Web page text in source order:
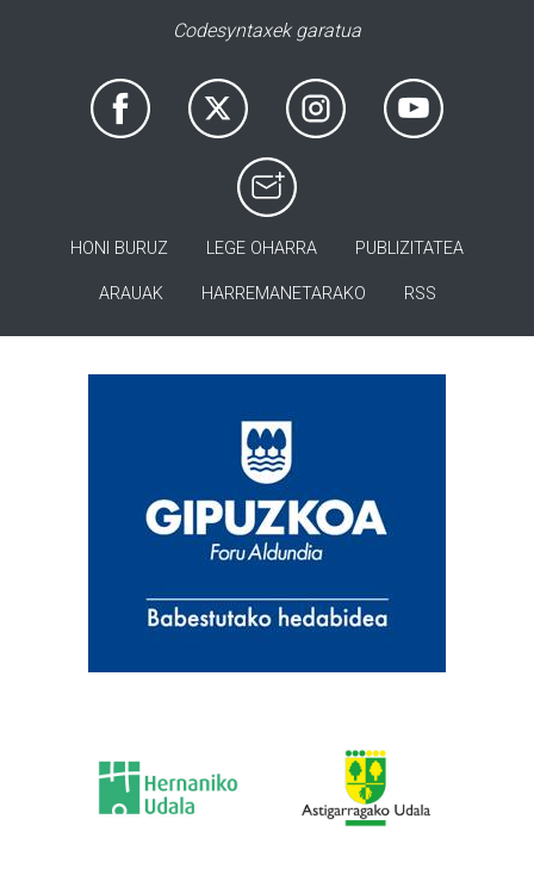
Codesyntaxek garatua
HONI BURUZ LEGE OHARRA PUBLIZITATEA
ARAUAK HARREMANETARAKO RSS